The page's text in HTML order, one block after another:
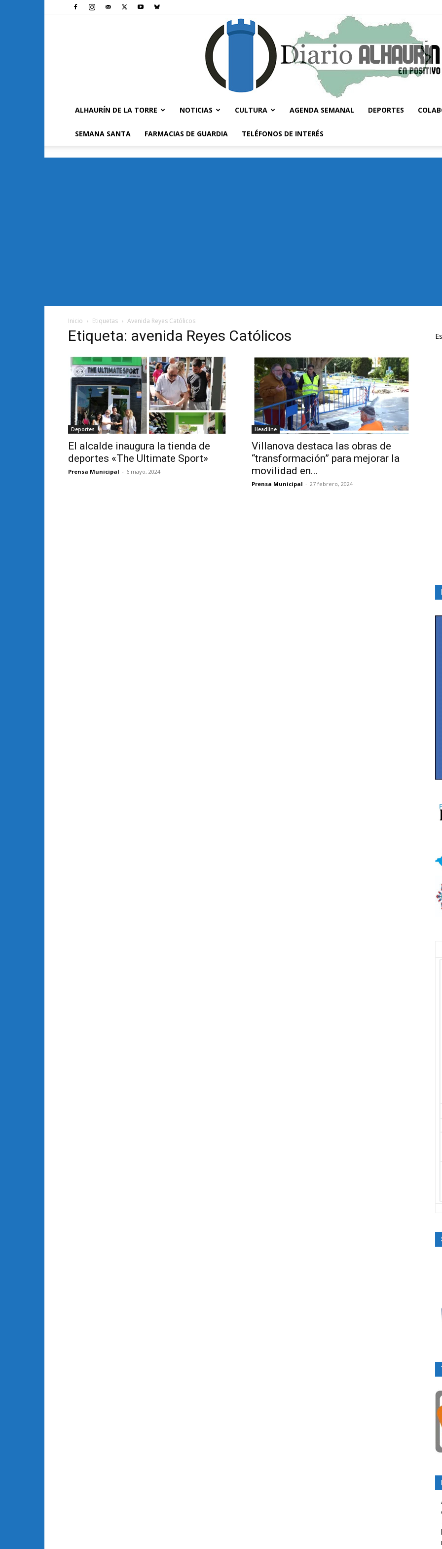
ALHAURÍN DE LA TORRE NOTICIAS CULTURA AGENDA SEMANAL DEPORTES
SEMANA SANTA FARMACIAS DE GUARDIA TELÉFONOS DE INTERÉS
Inicio Etiquetas Avenida Reyes Católicos
Etiqueta: avenida Reyes Católicos
Deportes
El alcalde inaugura la tienda de
deportes «The Ultimate Sport»
Prensa Municipal - 6 mayo, 2024
Headline
Villanova destaca las obras de
“transformación” para mejorar la
movilidad en...
Prensa Municipal - 27 febrero, 2024